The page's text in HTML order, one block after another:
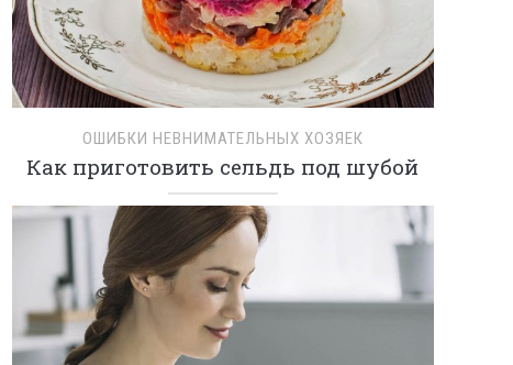
ОШИБКИ НЕВНИМАТЕЛЬНЫХ ХОЗЯЕК
Как приготовить сельдь под шубой